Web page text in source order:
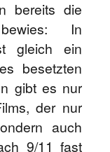
bereits die
In
gleich ein
besetzten
gibt es nur
der nur
auch
9/11 fast